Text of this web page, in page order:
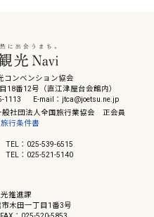
ンベンション協会
18番12号（直江津屋台会館内）
1113
E-mail：jtca@joetsu.ne.jp
社団法人全国旅行業協会 正会員
行条件書
：025-539-6515
：025-521-5140
推進課
木田一丁目1番3号